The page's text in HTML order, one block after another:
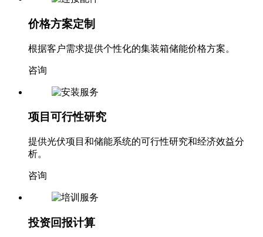
根据客户需求提供个性化的集装箱储能价格方案。
咨询
项目可行性研究
提供光伏项目和储能系统的可行性研究和经济效益分
析。
咨询
投资回报计算
精确计算光伏和储能项目的投资回收期和长期收益。